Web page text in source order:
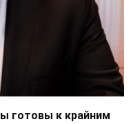
готовы к крайним